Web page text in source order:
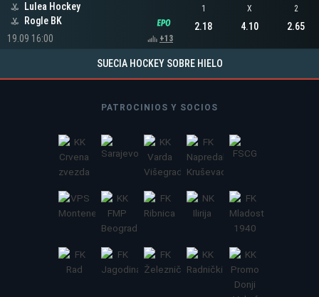
Lulea Hockey
Rogle BK
19.09 16:00
+13
1
2.18
X
4.10
2
2.65
SUECIA HOCKEY SOBRE HIELO
PATROCINIOS Y SOCIOS